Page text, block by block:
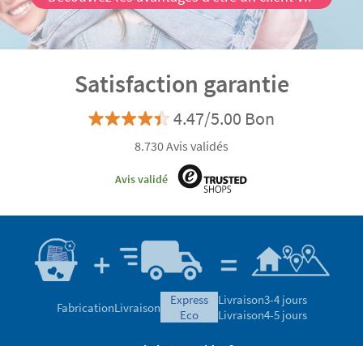
4.47/5.00 Bon
8.730 Avis validés
Avis validé
express
Livraison
Puis-je vous aider ?